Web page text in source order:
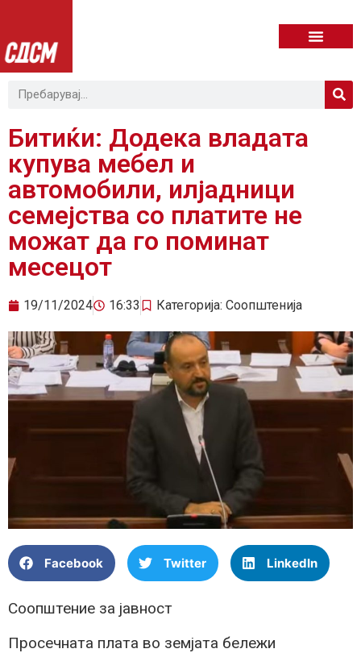
Битиќи: Додека владата
купува мебел и
автомобили, илјадници
семејства со платите не
можат да го поминат
месецот
19/11/2024 16:33 Категорија: Соопштенија
Facebook Twitter LinkedIn
Соопштение за јавност
Просечната плата во земјата бележи